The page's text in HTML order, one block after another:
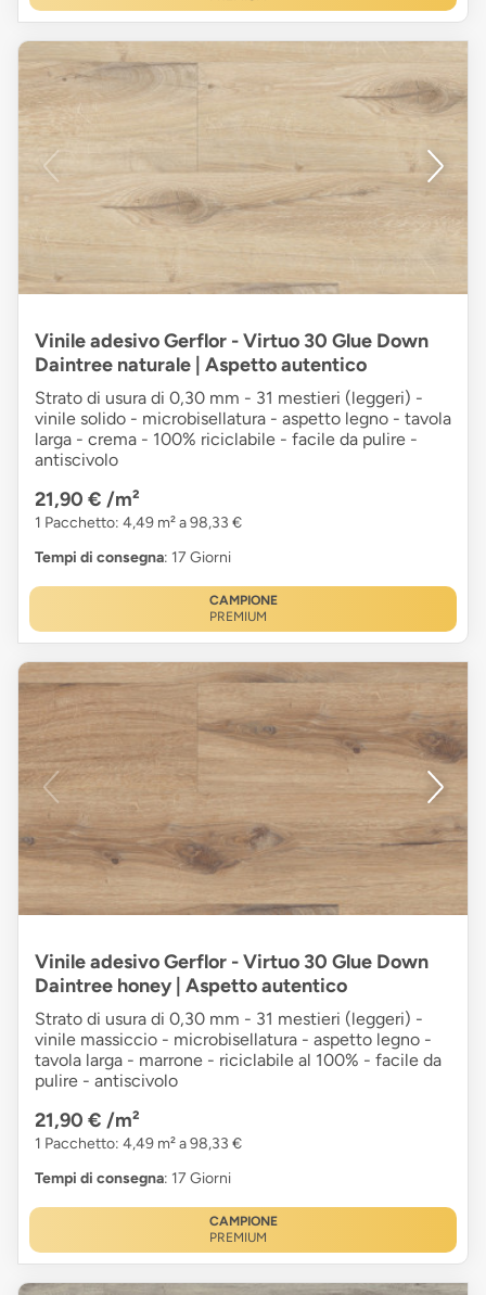
Vinile adesivo Gerflor - Virtuo 30 Glue Down
Daintree naturale | Aspetto autentico
Strato di usura di 0,30 mm - 31 mestieri (leggeri) -
vinile solido - microbisellatura - aspetto legno - tavola
larga - crema - 100% riciclabile - facile da pulire -
antiscivolo
21,90 € /m²
1 Pacchetto: 4,49 m² a 98,33 €
Tempi di consegna: 17 Giorni
CAMPIONE
PREMIUM
Vinile adesivo Gerflor - Virtuo 30 Glue Down
Daintree honey | Aspetto autentico
Strato di usura di 0,30 mm - 31 mestieri (leggeri) -
vinile massiccio - microbisellatura - aspetto legno -
tavola larga - marrone - riciclabile al 100% - facile da
pulire - antiscivolo
21,90 € /m²
1 Pacchetto: 4,49 m² a 98,33 €
Tempi di consegna: 17 Giorni
CAMPIONE
PREMIUM